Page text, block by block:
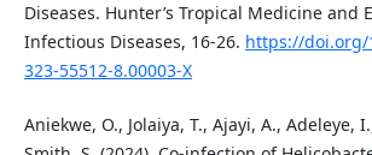
Diseases. Hunter’s Tropical Medicine and
Infectious Diseases, 16-26. https://doi.org/
323-55512-8.00003-X
Aniekwe, O., Jolaiya, T., Ajayi, A., Adeleye,